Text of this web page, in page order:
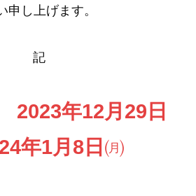
申し上げます。
記
年12月29日
1月8日 ㈪